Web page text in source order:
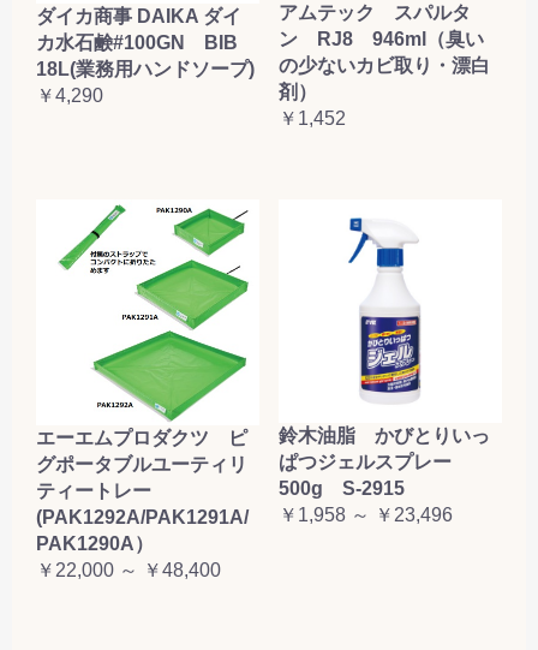
ダイカ商事 DAIKA ダイ
カ水石鹸#100GN BIB
18L(業務用ハンドソープ)
￥4,290
アムテック スパルタ
ン RJ8 946ml（臭い
の少ないカビ取り・漂白
剤）
￥1,452
エーエムプロダクツ ピ
グポータブルユーティリ
ティートレー
(PAK1292A/PAK1291A/
PAK1290A）
￥22,000 ～ ￥48,400
鈴木油脂 かびとりいっ
ぱつジェルスプレー
500g S-2915
￥1,958 ～ ￥23,496